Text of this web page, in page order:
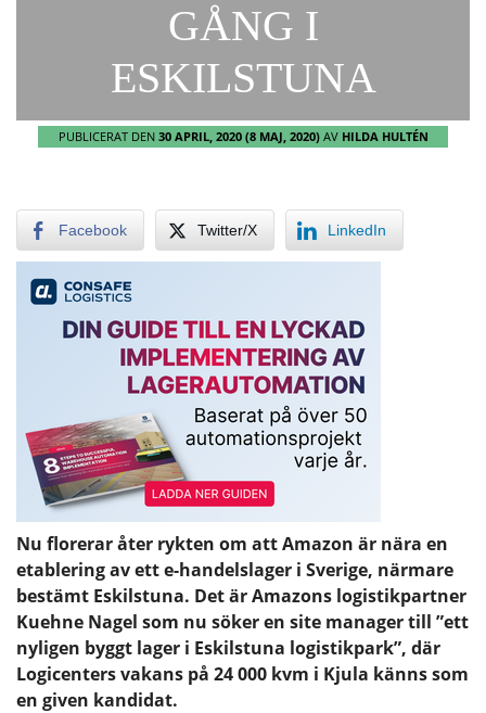
GÅNG I
ESKILSTUNA
PUBLICERAT DEN 30 APRIL, 2020(8 MAJ, 2020) AV HILDA HULTÉN
Facebook Twitter/X LinkedIn
Nu florerar åter rykten om att Amazon är nära en
etablering av ett e-handelslager i Sverige, närmare
bestämt Eskilstuna. Det är Amazons logistikpartner
Kuehne Nagel som nu söker en site manager till ”ett
nyligen byggt lager i Eskilstuna logistikpark”, där
Logicenters vakans på 24 000 kvm i Kjula känns som
en given kandidat.